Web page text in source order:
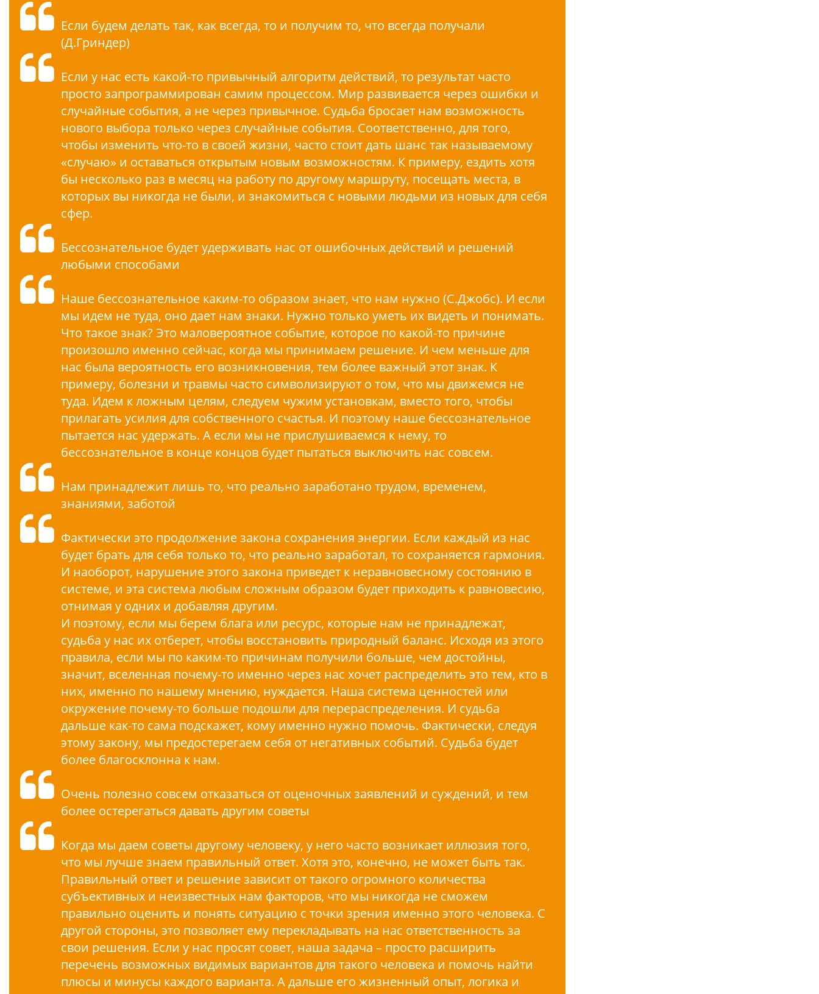
Если будем делать так, как всегда, то и получим то, что всегда получали
(Д.Гриндер)
Если у нас есть какой-то привычный алгоритм действий, то результат часто
просто запрограммирован самим процессом. Мир развивается через ошибки и
случайные события, а не через привычное. Судьба бросает нам возможность
нового выбора только через случайные события. Соответственно, для того,
чтобы изменить что-то в своей жизни, часто стоит дать шанс так называемому
«случаю» и оставаться открытым новым возможностям. К примеру, ездить хотя
бы несколько раз в месяц на работу по другому маршруту, посещать места, в
которых вы никогда не были, и знакомиться с новыми людьми из новых для себя
сфер.
Бессознательное будет удерживать нас от ошибочных действий и решений
любыми способами
Наше бессознательное каким-то образом знает, что нам нужно (С.Джобс). И если
мы идем не туда, оно дает нам знаки. Нужно только уметь их видеть и понимать.
Что такое знак? Это маловероятное событие, которое по какой-то причине
произошло именно сейчас, когда мы принимаем решение. И чем меньше для
нас была вероятность его возникновения, тем более важный этот знак. К
примеру, болезни и травмы часто символизируют о том, что мы движемся не
туда. Идем к ложным целям, следуем чужим установкам, вместо того, чтобы
прилагать усилия для собственного счастья. И поэтому наше бессознательное
пытается нас удержать. А если мы не прислушиваемся к нему, то
бессознательное в конце концов будет пытаться выключить нас совсем.
Нам принадлежит лишь то, что реально заработано трудом, временем,
знаниями, заботой
Фактически это продолжение закона сохранения энергии. Если каждый из нас
будет брать для себя только то, что реально заработал, то сохраняется гармония.
И наоборот, нарушение этого закона приведет к неравновесному состоянию в
системе, и эта система любым сложным образом будет приходить к равновесию,
отнимая у одних и добавляя другим.
И поэтому, если мы берем блага или ресурс, которые нам не принадлежат,
судьба у нас их отберет, чтобы восстановить природный баланс. Исходя из этого
правила, если мы по каким-то причинам получили больше, чем достойны,
значит, вселенная почему-то именно через нас хочет распределить это тем, кто в
них, именно по нашему мнению, нуждается. Наша система ценностей или
окружение почему-то больше подошли для перераспределения. И судьба
дальше как-то сама подскажет, кому именно нужно помочь. Фактически, следуя
этому закону, мы предостерегаем себя от негативных событий. Судьба будет
более благосклонна к нам.
Очень полезно совсем отказаться от оценочных заявлений и суждений, и тем
более остерегаться давать другим советы
Когда мы даем советы другому человеку, у него часто возникает иллюзия того,
что мы лучше знаем правильный ответ. Хотя это, конечно, не может быть так.
Правильный ответ и решение зависит от такого огромного количества
субъективных и неизвестных нам факторов, что мы никогда не сможем
правильно оценить и понять ситуацию с точки зрения именно этого человека. С
другой стороны, это позволяет ему перекладывать на нас ответственность за
свои решения. Если у нас просят совет, наша задача – просто расширить
перечень возможных видимых вариантов для такого человека и помочь найти
плюсы и минусы каждого варианта. А дальше его жизненный опыт, логика и